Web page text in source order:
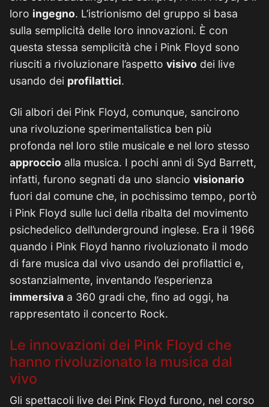
loro ingegno. L’istrionismo del gruppo si basa
sulla semplicità delle loro innovazioni. È con
questa stessa semplicità che i Pink Floyd sono
riusciti a rivoluzionare l’aspetto visivo dei live
usando dei profilattici.
Gli albori dei Pink Floyd, comunque, sancirono
una rivoluzione sperimentalistica ben più
profonda nel loro stile musicale e nel loro stesso
approccio alla musica. I pochi anni di Syd Barrett,
infatti, furono segnati da uno slancio visionario
fuori dal comune che, in pochissimo tempo, portò
i Pink Floyd sulle luci della ribalta del movimento
psichedelico dell’underground inglese. Era il 1966
quando i Pink Floyd hanno rivoluzionato il modo
di fare musica dal vivo usando dei profilattici e,
sostanzialmente, inventando l’esperienza
immersiva a 360 gradi che, fino ad oggi, ha
rappresentato il concerto Rock.
Le innovazioni dei Pink Floyd che
hanno rivoluzionato la musica dal
vivo
Gli spettacoli live dei Pink Floyd furono, nel corso